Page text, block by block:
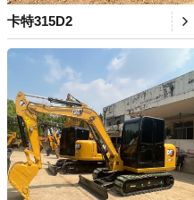
卡特315D2